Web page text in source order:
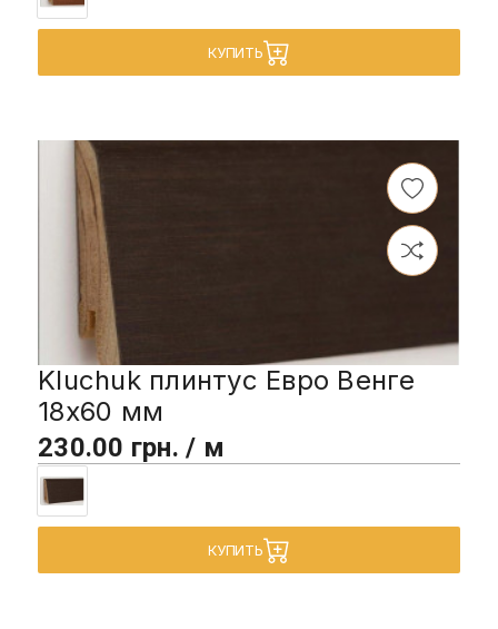
КУПИТЬ
Kluchuk плинтус Евро Венге
18х60 мм
230.00 грн. / м
КУПИТЬ